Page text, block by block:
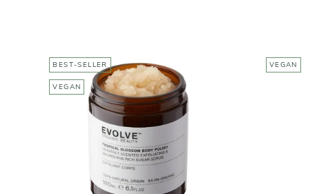
BEST-SELLER
VEGAN
EVOLVE BEAUTY
Exfoliant Corps Bio Monoï
et Coco - Tropical
Blossom body polish
28,00€
VEGAN